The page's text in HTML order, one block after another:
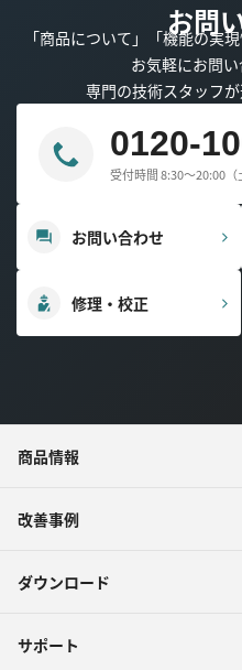
お問
「商品について」「機能の実
お気軽にお問い
専門の技術スタッフが
0120-
受付時間 8:30～20:00（
お問い合わせ
修理・校正
商品情報
改善事例
ダウンロード
サポート